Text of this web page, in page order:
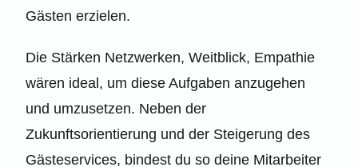
Gästen erzielen.
Die Stärken Netzwerken, Weitblick, Empathie
wären ideal, um diese Aufgaben anzugehen
und umzusetzen. Neben der
Zukunftsorientierung und der Steigerung des
Gästeservices, bindest du so deine Mitarbeiter